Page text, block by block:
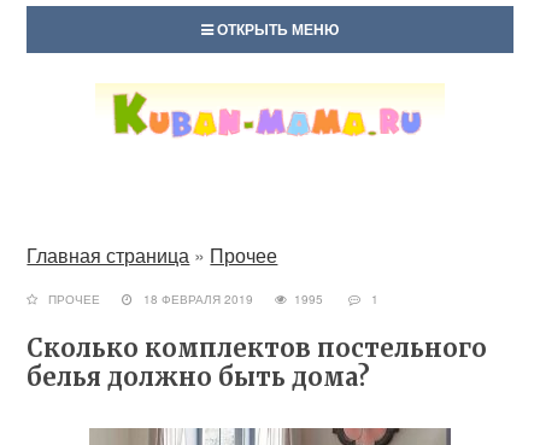
ОТКРЫТЬ МЕНЮ
Главная страница » Прочее
ПРОЧЕЕ 18 ФЕВРАЛЯ 2019 1995 1
Сколько комплектов постельного
белья должно быть дома?